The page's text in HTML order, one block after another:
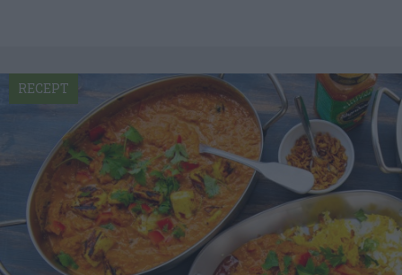
RECEPT